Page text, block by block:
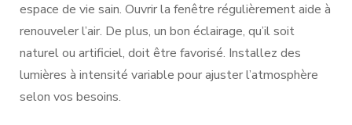
espace de vie sain. Ouvrir la fenêtre régulièrement aide à
renouveler l’air. De plus, un bon éclairage, qu’il soit
naturel ou artificiel, doit être favorisé. Installez des
lumières à intensité variable pour ajuster l’atmosphère
selon vos besoins.